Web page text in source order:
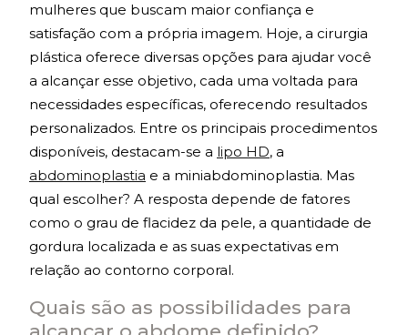
mulheres que buscam maior confiança e
satisfação com a própria imagem. Hoje, a cirurgia
plástica oferece diversas opções para ajudar você
a alcançar esse objetivo, cada uma voltada para
necessidades específicas, oferecendo resultados
personalizados. Entre os principais procedimentos
disponíveis, destacam-se a lipo HD, a
abdominoplastia e a miniabdominoplastia. Mas
qual escolher? A resposta depende de fatores
como o grau de flacidez da pele, a quantidade de
gordura localizada e as suas expectativas em
relação ao contorno corporal.
Quais são as possibilidades para